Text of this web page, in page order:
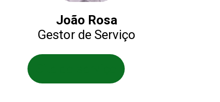
João Rosa
Gestor de Serviço